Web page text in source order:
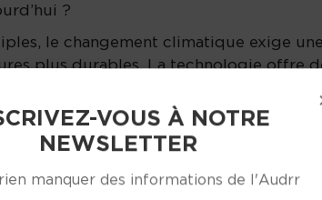
?
le changement climatique exige
plus durables. La technologie offre
tout en suscitant des
données.
et la création d’espaces publics
une approche novatrice et
VOUS À NOTRE
NEWSLETTER
manquer des informations de l'Audrr